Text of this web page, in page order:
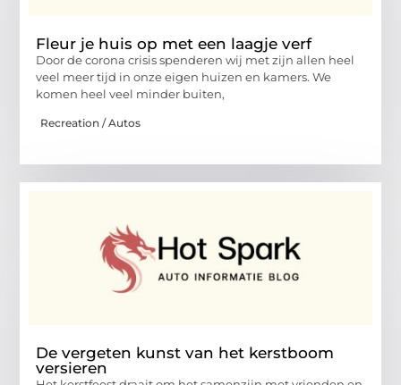
Fleur je huis op met een laagje verf
Door de corona crisis spenderen wij met zijn allen heel
veel meer tijd in onze eigen huizen en kamers. We
komen heel veel minder buiten,
Recreation / Autos
De vergeten kunst van het kerstboom
versieren